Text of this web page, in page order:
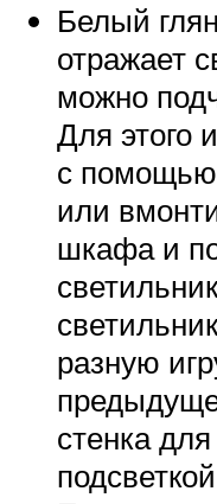
Белый
отражает
можно
Для этого
с помощью
или
шкафа и
разную
стенка